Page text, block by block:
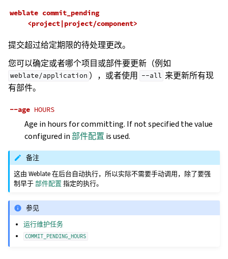
weblate commit_pending
<project|project/component>
提交超过给定期限的待处理更改。
您可以确定或者哪个项目或部件要更新（例如
weblate/application ），或者使用 --all 来更新所有现
有部件。
--age HOURS
Age in hours for committing. If not specified the value
configured in部件配置 is used.
备注
这由 Weblate 在后台自动执行，所以实际不需要手动调用，除了要强
制早于部件配置 指定的执行。
参见
运行维护任务
COMMIT_PENDING_HOURS